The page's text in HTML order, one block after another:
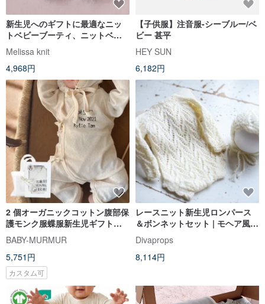
新生児へのギフトに最適なニッ
トベビーブーティ、ニットベビ
ーソックス、ベビーシューズ
Melissa knit
4,968円
【子供服】注音服-シーブルー/ベ
ビー 甚平
HEY SUN
6,182円
2 個オーガニックコットン腹部保
護モンク服蝶服新生児ギフトボ
ックス夏薄型スタイル
BABY-MURMUR
5,751円
カスタム可
レースニット新生児ロンパース
＆ボンネットセット | モヘア風ベ
ビーガール写真撮影衣装
Divaprops
8,114円